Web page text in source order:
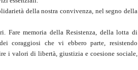
della nostra convivenza, nel segno della
Fare memoria della Resistenza, della lotta di
coraggiosi che vi ebbero parte, resistendo
i valori di libertà, giustizia e coesione sociale,